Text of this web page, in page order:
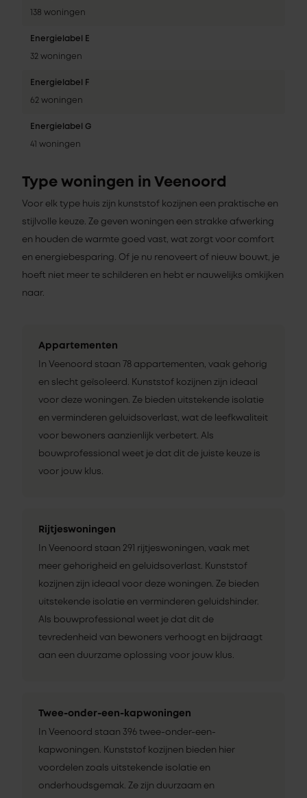
138 woningen
Energielabel E
32 woningen
Energielabel F
62 woningen
Energielabel G
41 woningen
Type woningen in Veenoord
Voor elk type huis zijn kunststof kozijnen een praktische en
stijlvolle keuze. Ze geven woningen een strakke afwerking
en houden de warmte goed vast, wat zorgt voor comfort
en energiebesparing. Of je nu renoveert of nieuw bouwt, je
hoeft niet meer te schilderen en hebt er nauwelijks omkijken
naar.
Appartementen
In Veenoord staan 78 appartementen, vaak gehorig
en slecht geïsoleerd. Kunststof kozijnen zijn ideaal
voor deze woningen. Ze bieden uitstekende isolatie
en verminderen geluidsoverlast, wat de leefkwaliteit
voor bewoners aanzienlijk verbetert. Als
bouwprofessional weet je dat dit de juiste keuze is
voor jouw klus.
Rijtjeswoningen
In Veenoord staan 291 rijtjeswoningen, vaak met
meer gehorigheid en geluidsoverlast. Kunststof
kozijnen zijn ideaal voor deze woningen. Ze bieden
uitstekende isolatie en verminderen geluidshinder.
Als bouwprofessional weet je dat dit de
tevredenheid van bewoners verhoogt en bijdraagt
aan een duurzame oplossing voor jouw klus.
Twee-onder-een-kapwoningen
In Veenoord staan 396 twee-onder-een-
kapwoningen. Kunststof kozijnen bieden hier
voordelen zoals uitstekende isolatie en
onderhoudsgemak. Ze zijn duurzaam en